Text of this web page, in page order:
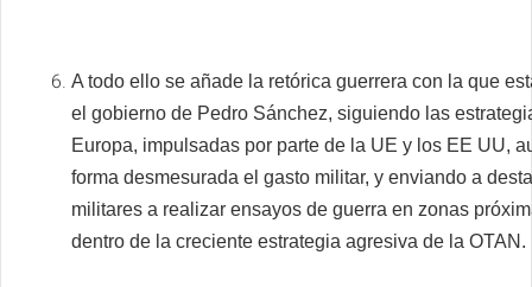
A todo ello se añade la retórica guerrera con la que
el gobierno de Pedro Sánchez, siguiendo las
Europa, impulsadas por parte de la UE y los EE UU,
forma desmesurada el gasto militar, y enviando a
militares a realizar ensayos de guerra en zonas
dentro de la creciente estrategia agresiva de la OTAN.